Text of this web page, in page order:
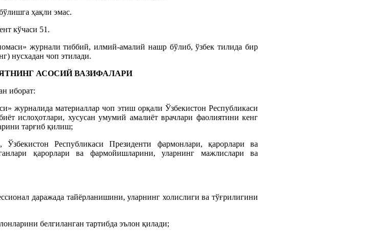
ҳақли эмас.
кўчаси 51.
журнали тиббий, илмий-амалий нашр бўлиб, ўзбек тилида бир
нусхадан чоп этилади.
АСОСИЙ ВАЗИФАЛАРИ
иборат:
журналида материаллар чоп этиш орқали Ўзбекистон Республикаси
ислоҳотлари, хусусан умумий амалиёт врачлари фаолиятини кенг
тарғиб қилиш;
Ўзбекистон Республикаси Президенти фармонлари, қарорлари ва
қарорлари ва фармойишларини, уларнинг мажлислари ва
даражада тайёрланишини, уларнинг холислиги ва тўғрилигини
белгиланган тартибда эълон қилади;